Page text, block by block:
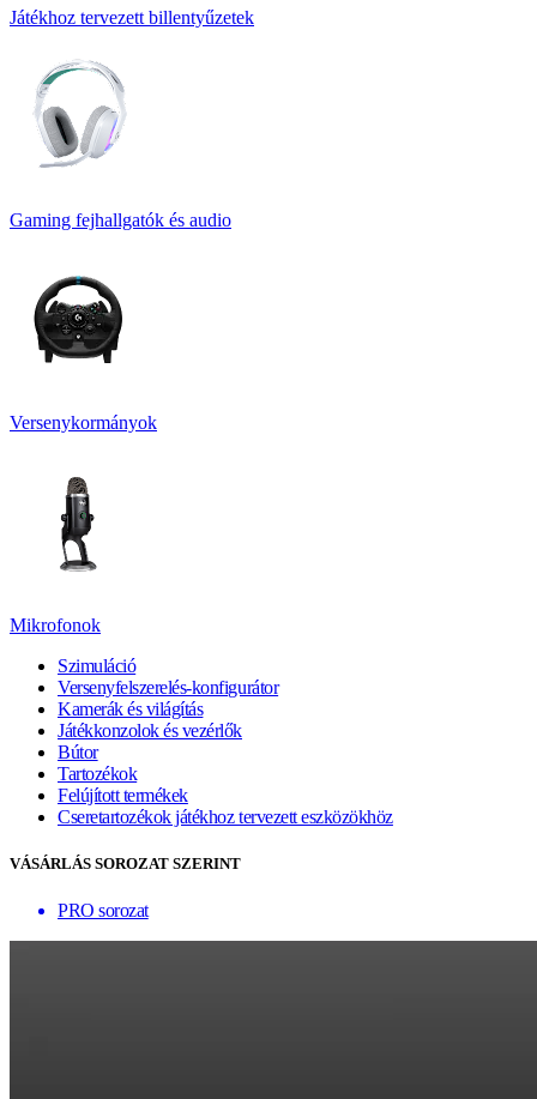
Játékhoz tervezett billentyűzetek
Gaming fejhallgatók és audio
Versenykormányok
Mikrofonok
Szimuláció
Versenyfelszerelés-konfigurátor
Kamerák és világítás
Játékkonzolok és vezérlők
Bútor
Tartozékok
Felújított termékek
Cseretartozékok játékhoz tervezett eszközökhöz
VÁSÁRLÁS SOROZAT SZERINT
PRO sorozat